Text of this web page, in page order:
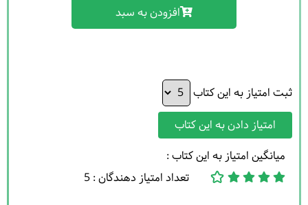
افزودن به سبد
ثبت امتیاز به این کتاب
امتیاز دادن به این کتاب
میانگین امتیاز به این کتاب :
تعداد امتیاز دهندگان : 5